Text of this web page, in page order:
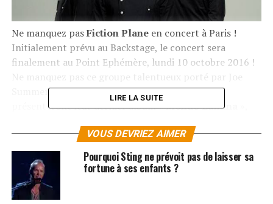
Ne manquez pasFiction Planeen concert à Paris !
Initialement prévu au Backstage, le concert sera
finalement au Point Ephémère, lundi 10 octobre 2016 !
Summer, qui n’est autre que le fils deSting. Ils
présenteront leur dernier album «Mondo Lumina
les sites de laFnacet deFrance Billets!
LES ALBUMS DE FICTION PLANE SONT DISPONIBLES
LIRE LA SUITE
VOUS DEVRIEZ AIMER
Pourquoi Sting ne prévoit pas de laisser sa
fortune à ses enfants ?